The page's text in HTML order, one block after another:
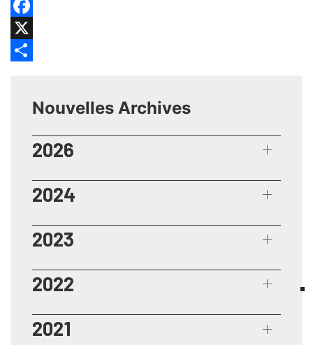
Facebook
X
Nouvelles Archives
2026
2024
2023
2022
2021